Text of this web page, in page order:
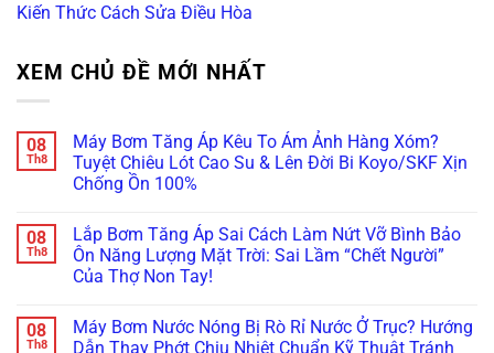
Kiến Thức Cách Sửa Điều Hòa
XEM CHỦ ĐỀ MỚI NHẤT
08
Th8
Máy Bơm Tăng Áp Kêu To Ám Ảnh Hàng Xóm?
Tuyệt Chiêu Lót Cao Su & Lên Đời Bi Koyo/SKF Xịn
Chống Ồn 100%
bình
luận
ở
Máy
Áp
Kêu
To
08
Th8
Lắp Bơm Tăng Áp Sai Cách Làm Nứt Vỡ Bình Bảo
Ôn Năng Lượng Mặt Trời: Sai Lầm “Chết Người”
Của Thợ Non Tay!
bình
luận
08
Th8
Máy Bơm Nước Nóng Bị Rò Rỉ Nước Ở Trục? Hướng
Dẫn Thay Phớt Chịu Nhiệt Chuẩn Kỹ Thuật Tránh